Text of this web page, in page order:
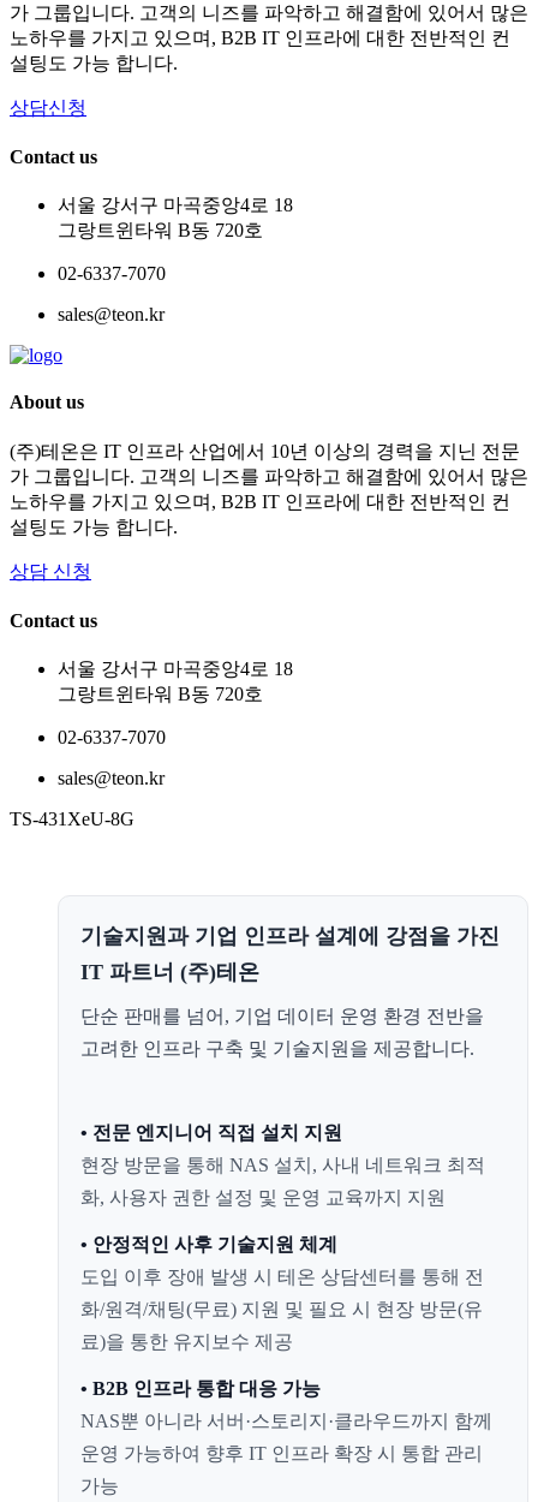
가 그룹입니다. 고객의 니즈를 파악하고 해결함에 있어서 많은
노하우를 가지고 있으며, B2B IT 인프라에 대한 전반적인 컨
설팅도 가능 합니다.
상담신청
Contact us
서울 강서구 마곡중앙4로 18
그랑트윈타워 B동 720호
02-6337-7070
sales@teon.kr
About us
(주)테온은 IT 인프라 산업에서 10년 이상의 경력을 지닌 전문
가 그룹입니다. 고객의 니즈를 파악하고 해결함에 있어서 많은
노하우를 가지고 있으며, B2B IT 인프라에 대한 전반적인 컨
설팅도 가능 합니다.
상담 신청
Contact us
서울 강서구 마곡중앙4로 18
그랑트윈타워 B동 720호
02-6337-7070
sales@teon.kr
TS-431XeU-8G
기술지원과 기업 인프라 설계에 강점을 가진
IT 파트너 (주)테온
단순 판매를 넘어, 기업 데이터 운영 환경 전반을
고려한 인프라 구축 및 기술지원을 제공합니다.
• 전문 엔지니어 직접 설치 지원
현장 방문을 통해 NAS 설치, 사내 네트워크 최적
화, 사용자 권한 설정 및 운영 교육까지 지원
• 안정적인 사후 기술지원 체계
도입 이후 장애 발생 시 테온 상담센터를 통해 전
화/원격/채팅(무료) 지원 및 필요 시 현장 방문(유
료)을 통한 유지보수 제공
• B2B 인프라 통합 대응 가능
NAS뿐 아니라 서버·스토리지·클라우드까지 함께
운영 가능하여 향후 IT 인프라 확장 시 통합 관리
가능